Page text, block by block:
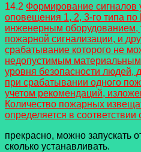
14.2 Формирование сигналов
оповещения 1, 2, 3-го типа
инженерным
пожарной сигнализации, и
срабатывание которого не
недопустимым
уровня безопасности людей,
при срабатывании одного
учетом рекомендаций,
Количество пожарных
определяется в соответствии
прекрасно, можно запускать
сколько устанавливать.